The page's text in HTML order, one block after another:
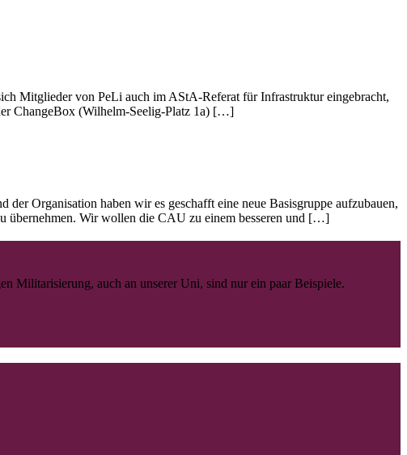
Mitglieder von PeLi auch im AStA-Referat für Infrastruktur eingebracht,
ChangeBox (Wilhelm-Seelig-Platz 1a) […]
Organisation haben wir es geschafft eine neue Basisgruppe aufzubauen,
übernehmen. Wir wollen die CAU zu einem besseren und […]
Militarisierung, auch an unserer Uni, sind nur ein paar Beispiele.